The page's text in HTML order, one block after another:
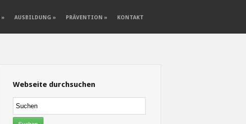
» AUSBILDUNG » PRÄVENTION » KONTAKT
Webseite durchsuchen